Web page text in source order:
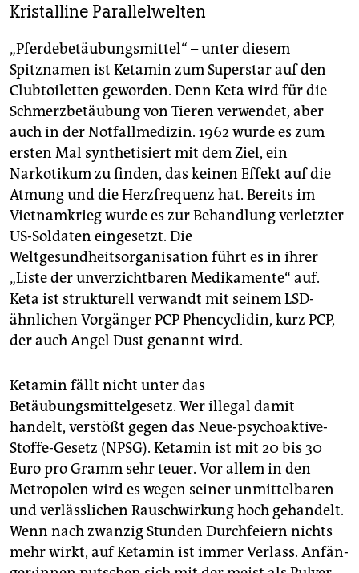
Kristalline Parallelwelten
„Pferdebetäubungsmittel“ – unter diesem
Spitznamen ist Ketamin zum Superstar auf den
Clubtoiletten geworden. Denn Keta wird für die
Schmerzbetäubung von Tieren verwendet, aber
auch in der Notfallmedizin. 1962 wurde es zum
ersten Mal synthetisiert mit dem Ziel, ein
Narkotikum zu finden, das keinen Effekt auf die
Atmung und die Herzfrequenz hat. Bereits im
Vietnamkrieg wurde es zur Behandlung verletzter
US-Soldaten eingesetzt. Die
Weltgesundheitsorganisation führt es in ihrer
„Liste der unverzichtbaren Medikamente“ auf.
Keta ist strukturell verwandt mit seinem LSD-
ähnlichen Vorgänger PCP Phencyclidin, kurz PCP,
der auch Angel Dust genannt wird.
Ketamin fällt nicht unter das
Betäubungsmittelgesetz. Wer illegal damit
handelt, verstößt gegen das Neue-psychoaktive-
Stoffe-Gesetz (NPSG). Ketamin ist mit 20 bis 30
Euro pro Gramm sehr teuer. Vor allem in den
Metropolen wird es wegen seiner unmittelbaren
und verlässlichen Rauschwirkung hoch gehandelt.
Wenn nach zwanzig Stunden Durchfeiern nichts
mehr wirkt, auf Ketamin ist immer Verlass. An­fän­